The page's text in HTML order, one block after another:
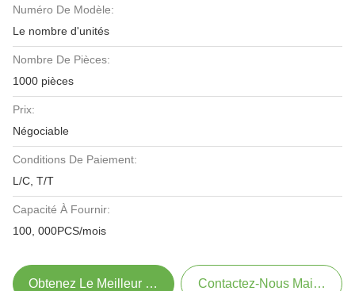
Numéro De Modèle:
Le nombre d'unités
Nombre De Pièces:
1000 pièces
Prix:
Négociable
Conditions De Paiement:
L/C, T/T
Capacité À Fournir:
100, 000PCS/mois
Obtenez Le Meilleur Prix Contactez-Nous Maintenant